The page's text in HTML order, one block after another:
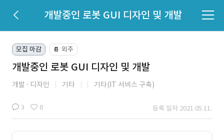
개발중인 로봇 GUI 디자인 및 개발
모집 마감 📔 외주
개발중인 로봇 GUI 디자인 및 개발
개발 디자인 기타 기타(IT 서비스 구축)
3 8 등록 일자 2021.05.11.